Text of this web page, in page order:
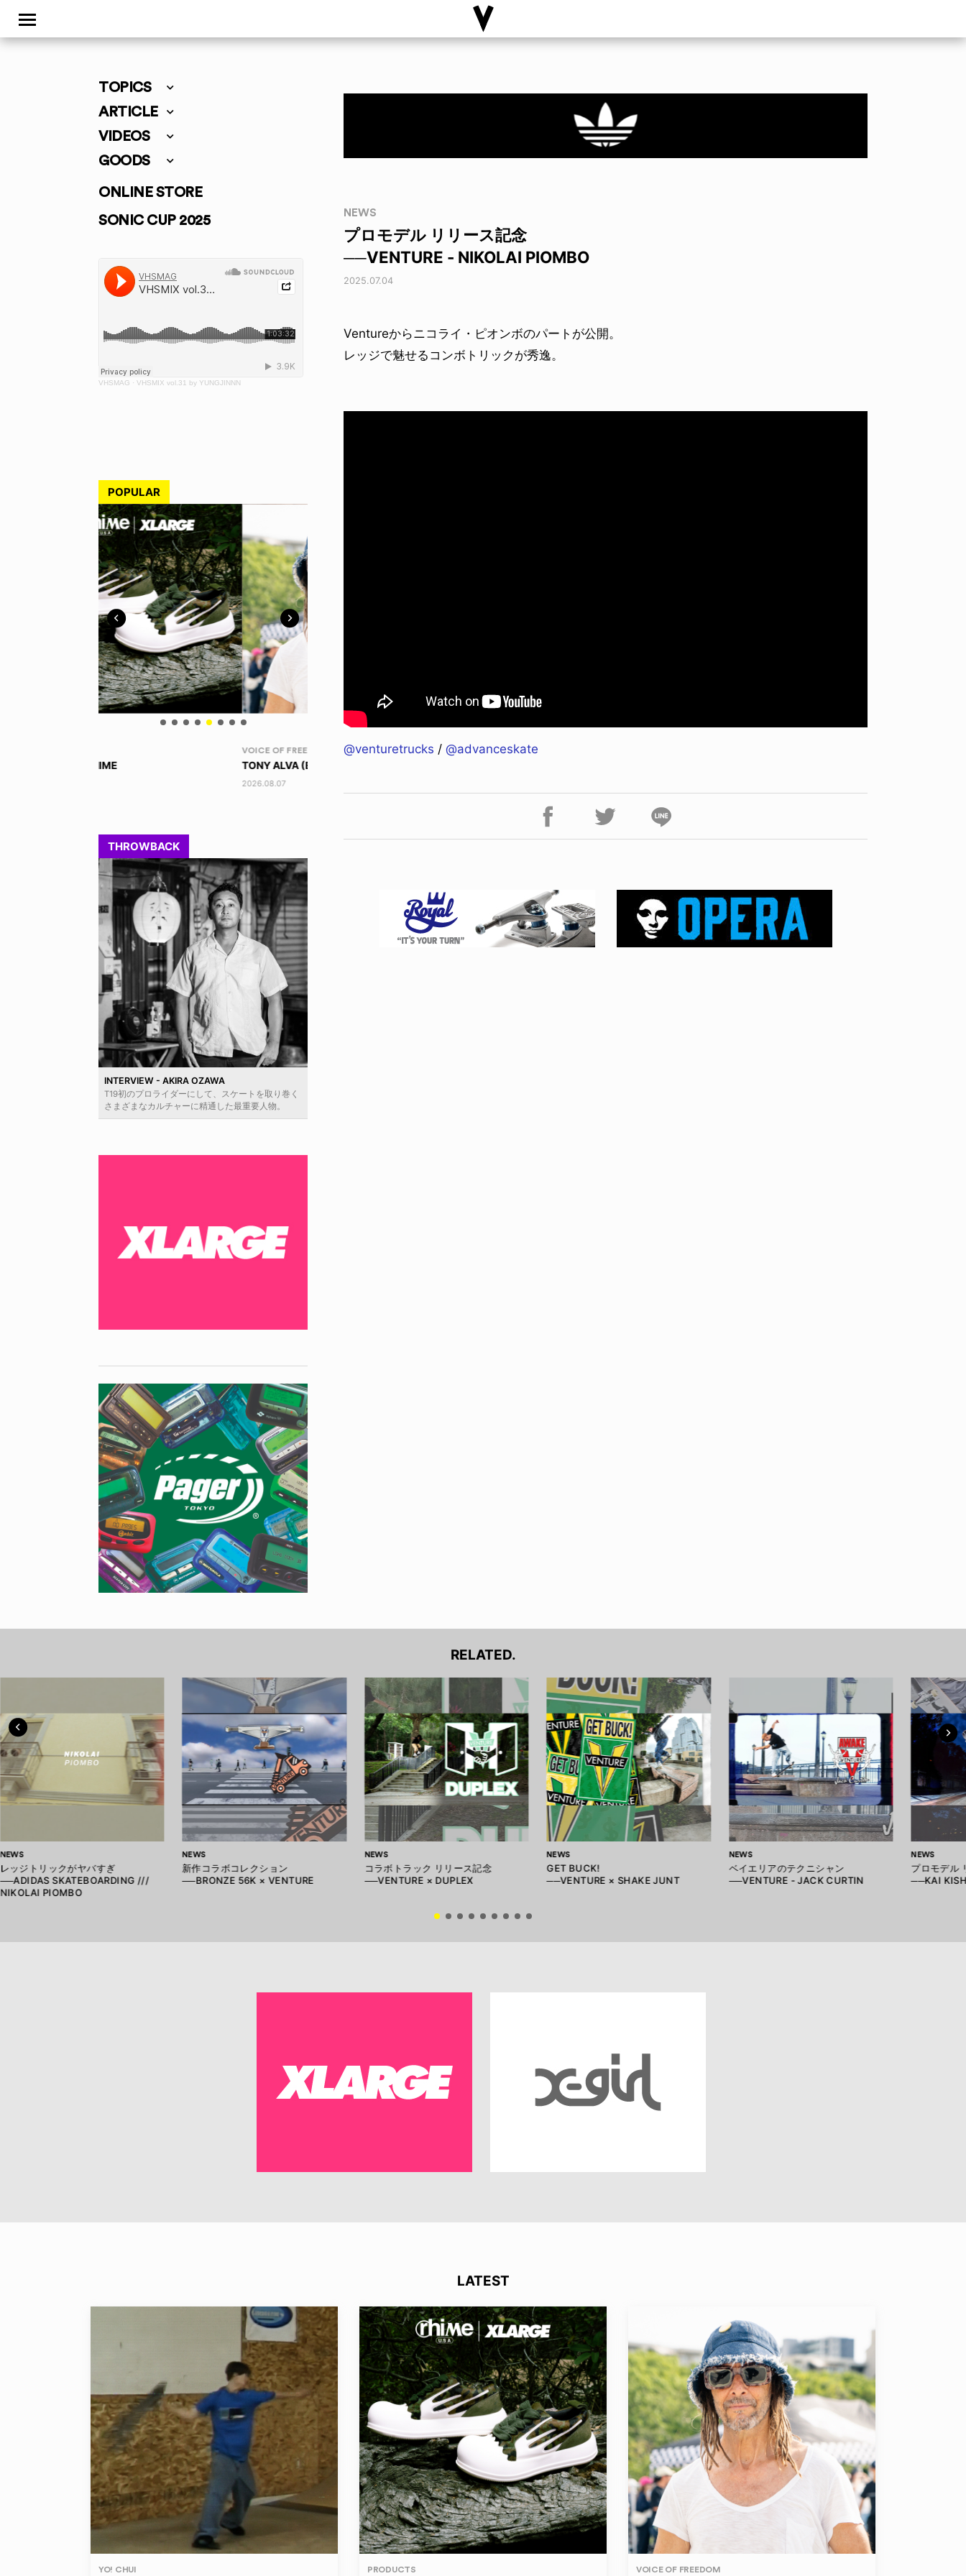
TOPICS
ARTICLE
VIDEOS
GOODS
ONLINE STORE
SONIC CUP 2025
VHSMAG · VHSMIX vol.31 by YUNGJINNN
POPULAR
TONY ALVA (ENGLISH)
RANDOM VOICE OF FREEDOM
THROWBACK
INTERVIEW - AKIRA OZAWA
T19初のプロライダーにして、スケートを取り巻く
さまざまなカルチャーに精通した最重要人物。
NEWS
プロモデル リリース記念
──VENTURE - NIKOLAI PIOMBO
2025.07.04
Ventureからニコライ・ピオンボのパートが公開。
レッジで魅せるコンボトリックが秀逸。
@venturetrucks / @advanceskate
RELATED.
NEWS
レッジトリックがヤバすぎ
──ADIDAS SKATEBOARDING ///
NIKOLAI PIOMBO
NEWS
新作コラボコレクション
──BRONZE 56K × VENTURE
NEWS
コラボトラック リリース記念
──VENTURE × DUPLEX
NEWS
GET BUCK!
──VENTURE × SHAKE JUNT
NEWS
ベイエリアのテクニシャン
──VENTURE - JACK CURTIN
NEWS
プロモデル
──KAI
LATEST
YO! CHUI PRODUCTS VOICE OF FREEDOM